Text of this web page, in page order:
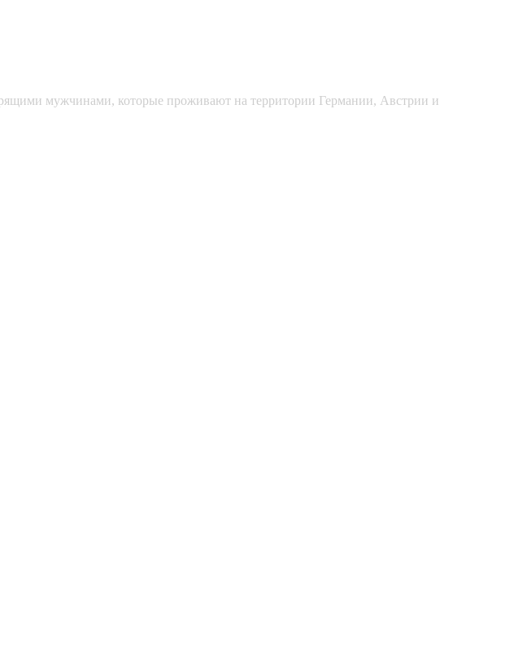
мужчинами, которые проживают на территории Германии, Австрии и